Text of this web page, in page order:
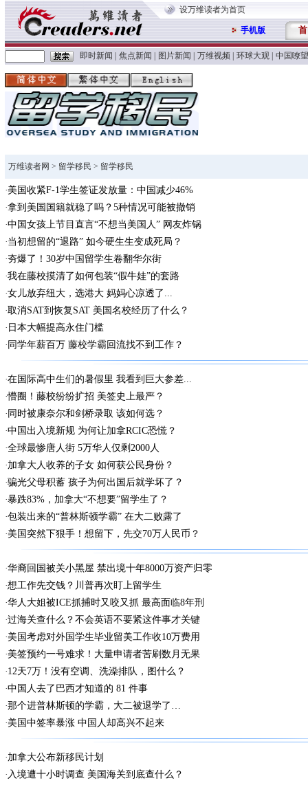
设万维读者为首页
手机版 首
即时新闻 焦点新闻 图片新闻 万维视频 环球大观 中国嘹望
万维读者网 > 留学移民 > 留学移民
美国收紧F-1学生签证发放量：中国减少46%
拿到美国国籍就稳了吗？5种情况可能被撤销
中国女孩上节目直言“不想当美国人” 网友炸锅
当初想留的“退路” 如今硬生生变成死局？
夯爆了！30岁中国留学生卷翻华尔街
我在藤校摸清了如何包装“假牛娃”的套路
女儿放弃纽大，选港大 妈妈心凉透了...
取消SAT到恢复SAT 美国名校经历了什么？
日本大幅提高永住门槛
同学年薪百万 藤校学霸回流找不到工作？
在国际高中生们的暑假里 我看到巨大参差...
懵圈！藤校纷纷扩招 美签史上最严？
同时被康奈尔和剑桥录取 该如何选？
中国出入境新规 为何让加拿RCIC恐慌？
全球最惨唐人街 5万华人仅剩2000人
加拿大人收养的子女 如何获公民身份？
骗光父母积蓄 孩子为何出国后就学坏了？
暴跌83%，加拿大“不想要”留学生了？
包装出来的“普林斯顿学霸” 在大二败露了
美国突然下狠手！想留下，先交70万人民币？
华裔回国被关小黑屋 禁出境十年8000万资产归零
想工作先交钱？川普再次盯上留学生
华人大姐被ICE抓捕时又咬又抓 最高面临8年刑
过海关查什么？不会英语不要紧这件事才关键
美国考虑对外国学生毕业留美工作收10万费用
美签预约一号难求！大量申请者苦刷数月无果
12天7万！没有空调、洗澡排队，图什么？
中国人去了巴西才知道的 81 件事
那个进普林斯顿的学霸，大二被退学了…
美国中签率暴涨 中国人却高兴不起来
加拿大公布新移民计划
入境遭十小时调查 美国海关到底查什么？